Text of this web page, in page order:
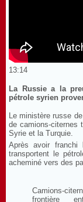
13:14
La Russie a la
pétrole syrien
Le ministère russe
de camions-citernes
Syrie et la Turquie.
Après avoir franchi
transportent le
acheminé vers des
Camions-
frontière